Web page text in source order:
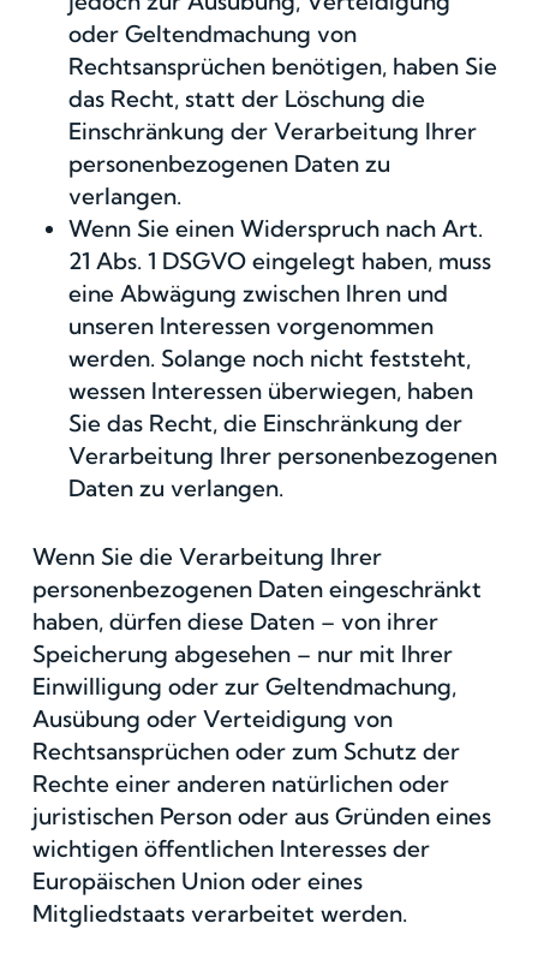
oder Geltendmachung von
Rechtsansprüchen benötigen, haben Sie
das Recht, statt der Löschung die
Einschränkung der Verarbeitung Ihrer
personenbezogenen Daten zu
verlangen.
Wenn Sie einen Widerspruch nach Art.
21 Abs. 1 DSGVO eingelegt haben, muss
eine Abwägung zwischen Ihren und
unseren Interessen vorgenommen
werden. Solange noch nicht feststeht,
wessen Interessen überwiegen, haben
Sie das Recht, die Einschränkung der
Verarbeitung Ihrer personenbezogenen
Daten zu verlangen.
Wenn Sie die Verarbeitung Ihrer
personenbezogenen Daten eingeschränkt
haben, dürfen diese Daten – von ihrer
Speicherung abgesehen – nur mit Ihrer
Einwilligung oder zur Geltendmachung,
Ausübung oder Verteidigung von
Rechtsansprüchen oder zum Schutz der
Rechte einer anderen natürlichen oder
juristischen Person oder aus Gründen eines
wichtigen öffentlichen Interesses der
Europäischen Union oder eines
Mitgliedstaats verarbeitet werden.